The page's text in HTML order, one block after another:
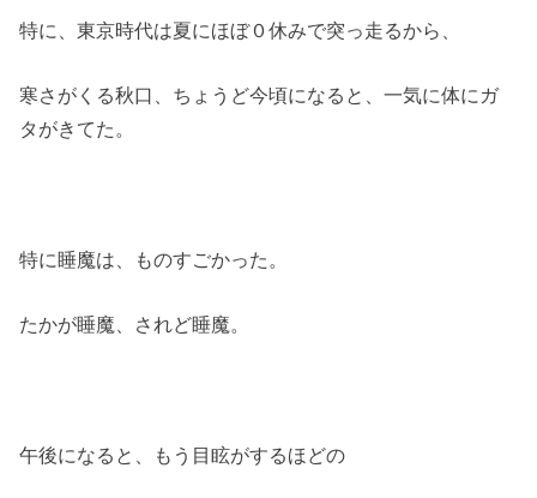
特に、東京時代は夏にほぼ０休みで突っ走るから、
寒さがくる秋口、ちょうど今頃になると、一気に体にガ
タがきてた。
特に睡魔は、ものすごかった。
たかが睡魔、されど睡魔。
午後になると、もう目眩がするほどの